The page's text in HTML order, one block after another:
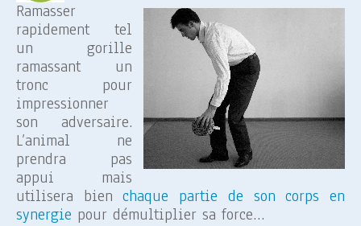
Ramasser
rapidement tel
un gorille
ramassant un
tronc pour
impressionner
son adversaire.
L’animal ne
prendra pas
appui mais
utilisera bienchaque partie de son corps en
synergie pour démultiplier sa force…